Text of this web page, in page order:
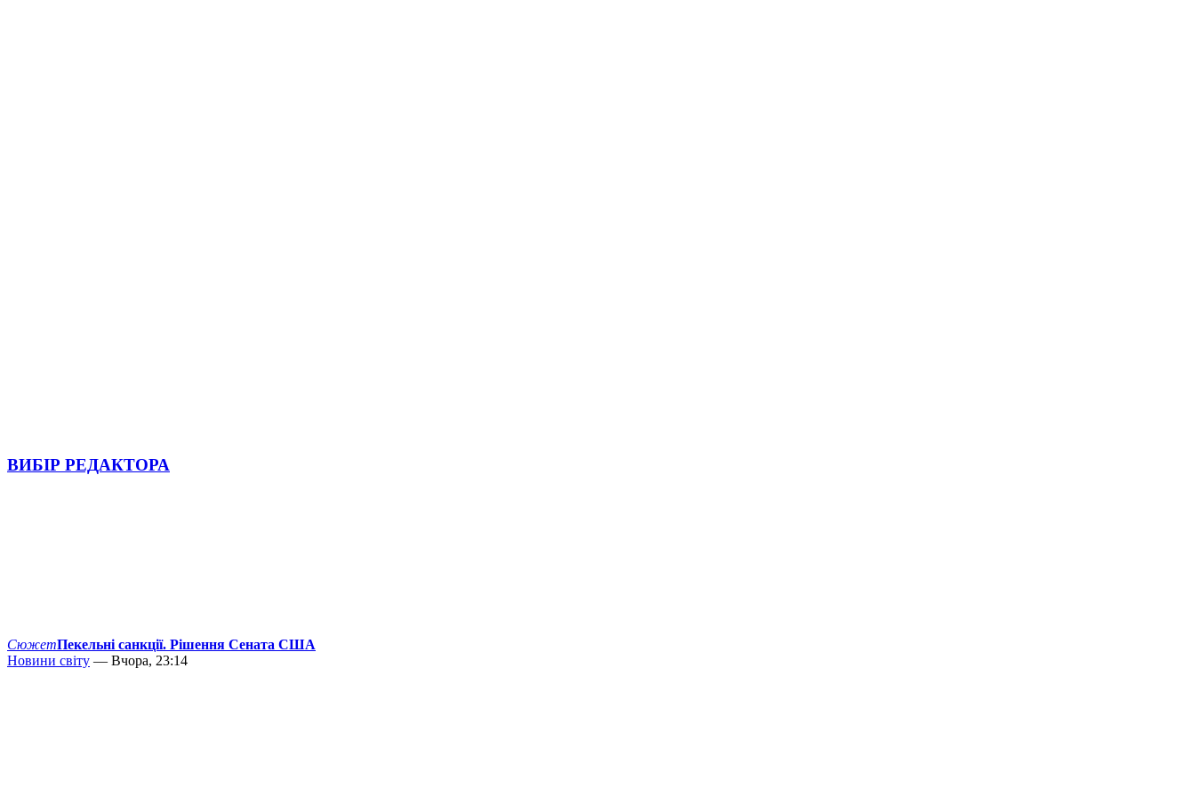
ВИБІР РЕДАКТОРА
СюжетПекельні санкції. Рішення Сената США
Новини світу — Вчора, 23:14